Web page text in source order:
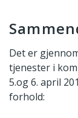
Det er
tjenester i
5.og 6. april
forhold: